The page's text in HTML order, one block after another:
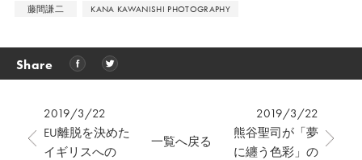
藤間謙二 KANA KAWANISHI PHOTOGRAPHY
Share
2019/3/22
EU離脱を決めた
イギリスへの
2019/3/22
熊谷聖司が「夢
に纏う色彩」の
一覧へ戻る